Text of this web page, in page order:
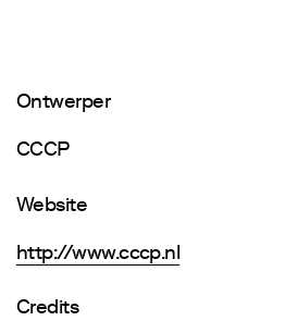
Ontwerper
CCCP
Website
http://www.cccp.nl
Credits